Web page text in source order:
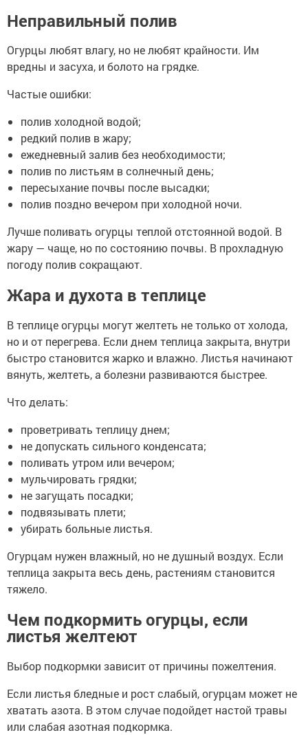
Неправильный полив
Огурцы любят влагу, но не любят крайности. Им
вредны и засуха, и болото на грядке.
Частые ошибки:
полив холодной водой;
редкий полив в жару;
ежедневный залив без необходимости;
полив по листьям в солнечный день;
пересыхание почвы после высадки;
полив поздно вечером при холодной ночи.
Лучше поливать огурцы теплой отстоянной водой. В
жару — чаще, но по состоянию почвы. В прохладную
погоду полив сокращают.
Жара и духота в теплице
В теплице огурцы могут желтеть не только от холода,
но и от перегрева. Если днем теплица закрыта, внутри
быстро становится жарко и влажно. Листья начинают
вянуть, желтеть, а болезни развиваются быстрее.
Что делать:
проветривать теплицу днем;
не допускать сильного конденсата;
поливать утром или вечером;
мульчировать грядки;
не загущать посадки;
подвязывать плети;
убирать больные листья.
Огурцам нужен влажный, но не душный воздух. Если
теплица закрыта весь день, растениям становится
тяжело.
Чем подкормить огурцы, если
листья желтеют
Выбор подкормки зависит от причины пожелтения.
Если листья бледные и рост слабый, огурцам может не
хватать азота. В этом случае подойдет настой травы
или слабая азотная подкормка.